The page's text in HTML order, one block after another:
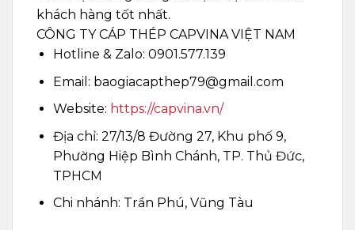
khách hàng tốt nhất.
CÔNG TY CÁP THÉP CAPVINA VIỆT NAM
Hotline & Zalo: 0901.577.139
Email: baogiacapthep79@gmail.com
Website: https://capvina.vn/
Địa chỉ: 27/13/8 Đường 27, Khu phố 9,
Phường Hiệp Bình Chánh, TP. Thủ Đức,
TPHCM
Chi nhánh: Trần Phú, Vũng Tàu